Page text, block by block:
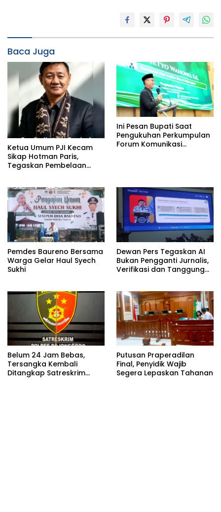
Baca Juga
Ketua Umum PJI Kecam
Sikap Hotman Paris,
Tegaskan Pembelaan
Ini Pesan Bupati Saat
Pengukuhan Perkumpulan
Forum Komunikasi
Pemdes Baureno Bersama
Warga Gelar Haul Syech
Sukhi
Dewan Pers Tegaskan AI
Bukan Pengganti Jurnalis,
Verifikasi dan Tanggung
Belum 24 Jam Bebas,
Tersangka Kembali
Ditangkap Satreskrim
Putusan Praperadilan
Final, Penyidik Wajib
Segera Lepaskan Tahanan